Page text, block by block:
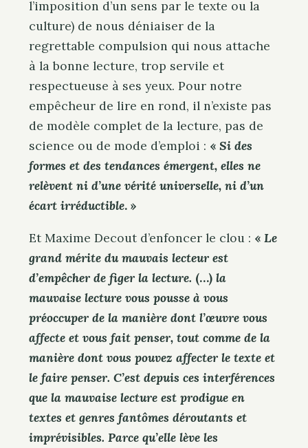
l’imposition d’un sens par le texte ou la
culture) de nous déniaiser de la
regrettable compulsion qui nous attache
à la bonne lecture, trop servile et
respectueuse à ses yeux. Pour notre
empêcheur de lire en rond, il n’existe pas
de modèle complet de la lecture, pas de
science ou de mode d’emploi : « Si des
formes et des tendances émergent, elles ne
relèvent ni d’une vérité universelle, ni d’un
écart irréductible. »
Et Maxime Decout d’enfoncer le clou : « Le
grand mérite du mauvais lecteur est
d’empêcher de figer la lecture. (…) la
mauvaise lecture vous pousse à vous
préoccuper de la manière dont l’œuvre vous
affecte et vous fait penser, tout comme de la
manière dont vous pouvez affecter le texte et
le faire penser. C’est depuis ces interférences
que la mauvaise lecture est prodigue en
textes et genres fantômes déroutants et
imprévisibles. Parce qu’elle lève les